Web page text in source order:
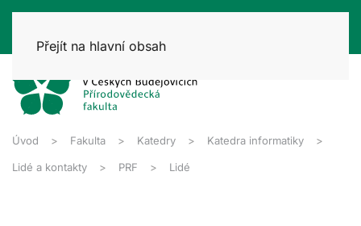
Přejít na hlavní obsah
Úvod Fakulta Katedry Katedra informatiky
Lidé a kontakty PRF Lidé